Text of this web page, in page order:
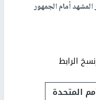
أمام الجمهور
الرابط
المتحدة